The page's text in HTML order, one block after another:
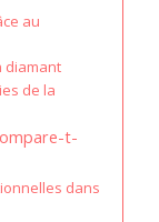
au
diamant
de la
t-
dans